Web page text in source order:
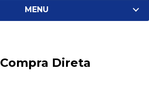
MENU
Compra Direta